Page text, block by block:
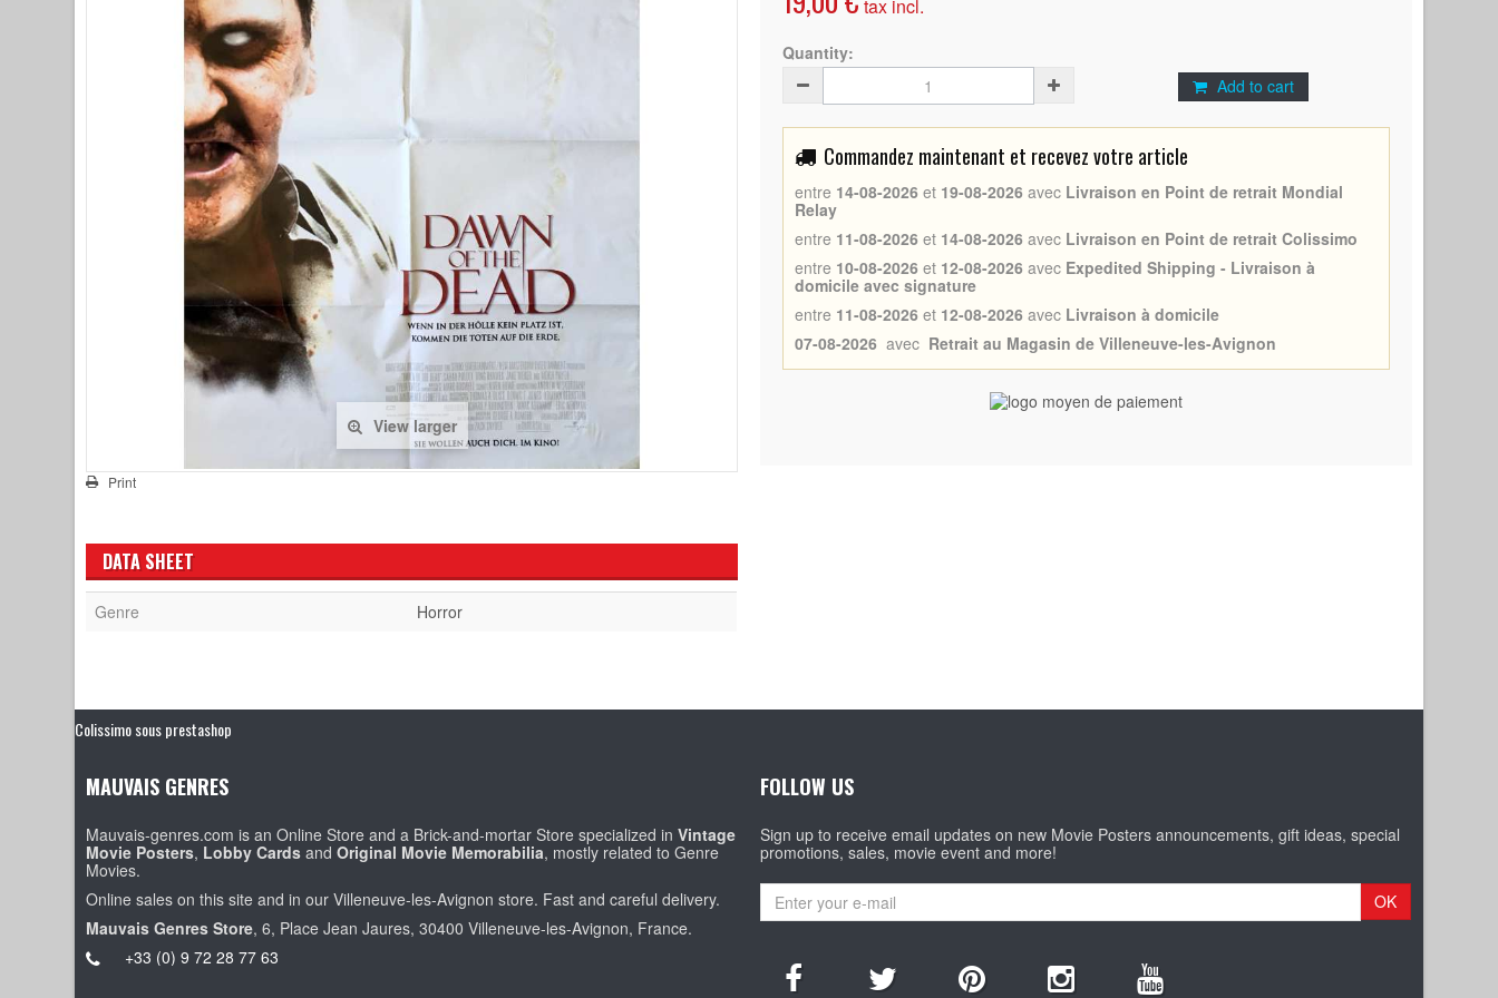
View larger
Print
tax incl.
Quantity:
Add to cart
Commandez maintenant et recevez votre article
entre 14-08-2026 et 19-08-2026 avec Livraison en Point de retrait Mondial
Relay
entre 11-08-2026 et 14-08-2026 avec Livraison en Point de retrait Colissimo
entre 10-08-2026 et 12-08-2026 avec Expedited Shipping - Livraison à
domicile avec signature
entre 11-08-2026 et 12-08-2026 avec Livraison à domicile
07-08-2026 avec Retrait au Magasin de Villeneuve-les-Avignon
DATA SHEET
Genre Horror
Colissimo sous prestashop
MAUVAIS GENRES
Mauvais-genres.com is an Online Store and a Brick-and-mortar Store specialized inVintage
Movie Posters, Lobby Cards andOriginal Movie Memorabilia, mostly related to Genre
Movies.
Online sales on this site and in our Villeneuve-les-Avignon store. Fast and careful delivery.
Mauvais Genres Store, 6, Place Jean Jaures, 30400 Villeneuve-les-Avignon, France.
+33 (0) 9 72 28 77 63
FOLLOW US
Sign up to receive email updates on new Movie Posters announcements, gift ideas, special
promotions, sales, movie event and more!
OK